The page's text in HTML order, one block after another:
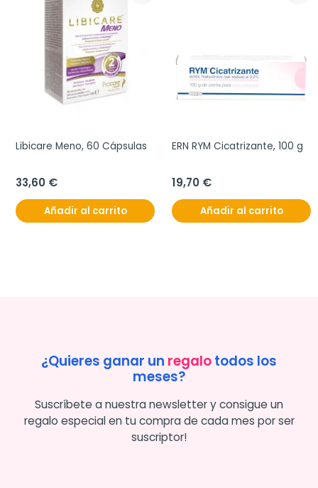
Libicare Meno, 60 Cápsulas
33,60 €
Añadir al carrito
ERN RYM Cicatrizante, 100 g
19,70 €
Añadir al carrito
¿Quieres ganar un regalotodos los
meses?
Suscríbete a nuestra newsletter y consigue un
regalo especial en tu compra de cada mes por ser
suscriptor!